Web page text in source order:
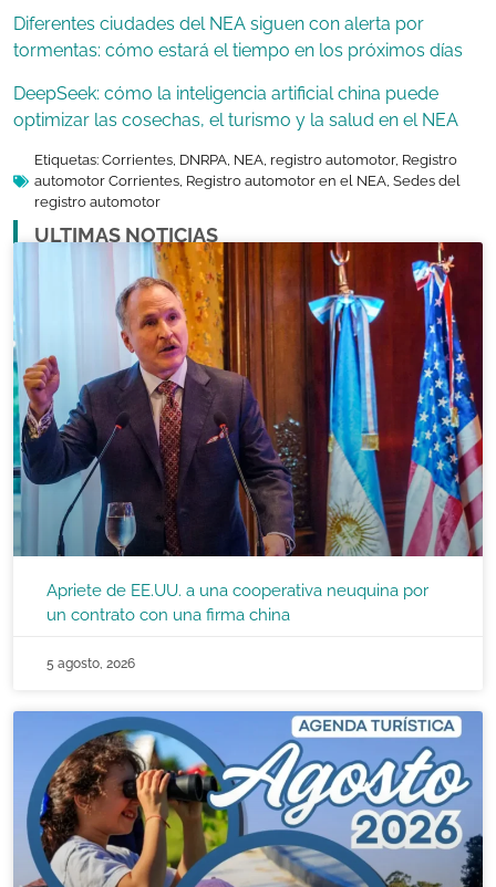
Diferentes ciudades del NEA siguen con alerta por
tormentas: cómo estará el tiempo en los próximos días
DeepSeek: cómo la inteligencia artificial china puede
optimizar las cosechas, el turismo y la salud en el NEA
Etiquetas: Corrientes, DNRPA, NEA, registro automotor, Registro
automotor Corrientes, Registro automotor en el NEA, Sedes del
registro automotor
ULTIMAS NOTICIAS
Apriete de EE.UU. a una cooperativa neuquina por
un contrato con una firma china
5 agosto, 2026